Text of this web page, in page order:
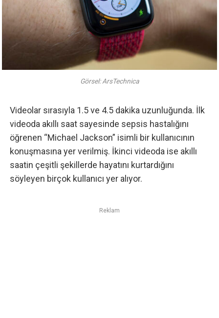
Görsel: ArsTechnica
Videolar sırasıyla 1.5 ve 4.5 dakika uzunluğunda. İlk
videoda akıllı saat sayesinde sepsis hastalığını
öğrenen “Michael Jackson” isimli bir kullanıcının
konuşmasına yer verilmiş. İkinci videoda ise akıllı
saatin çeşitli şekillerde hayatını kurtardığını
söyleyen birçok kullanıcı yer alıyor.
Reklam